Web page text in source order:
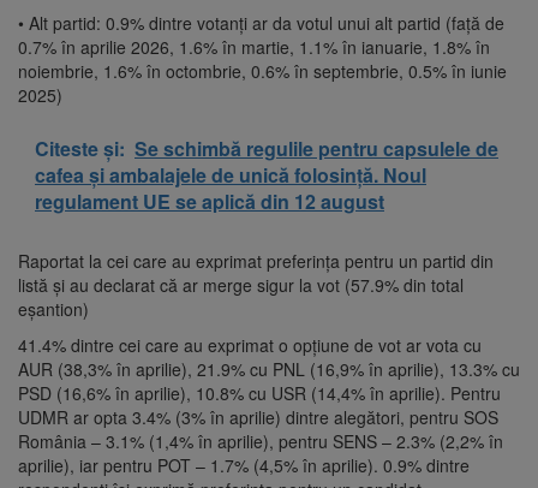
• Alt partid: 0.9% dintre votanți ar da votul unui alt partid (față de
0.7% în aprilie 2026, 1.6% în martie, 1.1% în ianuarie, 1.8% în
noiembrie, 1.6% în octombrie, 0.6% în septembrie, 0.5% în iunie
2025)
Citeste și: Se schimbă regulile pentru capsulele de
cafea și ambalajele de unică folosință. Noul
regulament UE se aplică din 12 august
Raportat la cei care au exprimat preferința pentru un partid din
listă și au declarat că ar merge sigur la vot (57.9% din total
eșantion)
41.4% dintre cei care au exprimat o opțiune de vot ar vota cu
AUR (38,3% în aprilie), 21.9% cu PNL (16,9% în aprilie), 13.3% cu
PSD (16,6% în aprilie), 10.8% cu USR (14,4% în aprilie). Pentru
UDMR ar opta 3.4% (3% în aprilie) dintre alegători, pentru SOS
România – 3.1% (1,4% în aprilie), pentru SENS – 2.3% (2,2% în
aprilie), iar pentru POT – 1.7% (4,5% în aprilie). 0.9% dintre